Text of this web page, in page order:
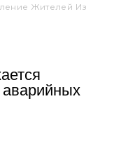
Жителей Из
аварийных